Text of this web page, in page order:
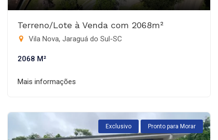
Terreno/Lote à Venda com 2068m²
Vila Nova, Jaraguá do Sul-SC
2068 M²
Mais informações
Exclusivo Pronto para Morar